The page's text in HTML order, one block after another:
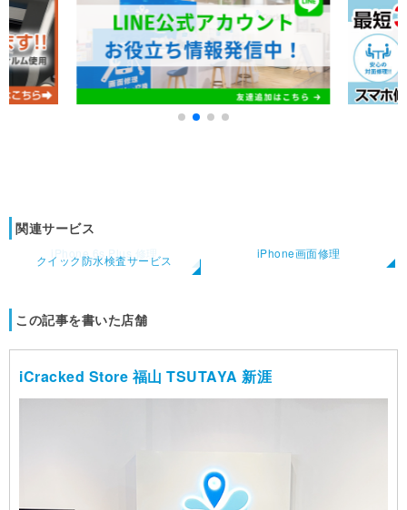
関連サービス
iPhone 6s Plus 修理 iPhone画面修理
クイック防水検査サービス
この記事を書いた店舗
iCracked Store 福山 TSUTAYA 新涯